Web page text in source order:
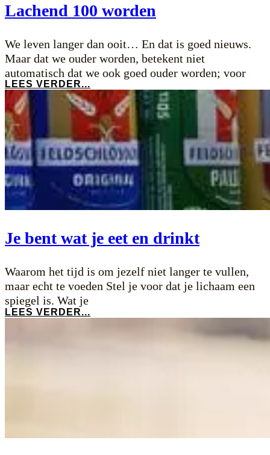
Lachend 100 worden
We leven langer dan ooit… En dat is goed nieuws.
Maar dat we ouder worden, betekent niet
automatisch dat we ook goed ouder worden; voor
LEES VERDER...
Je bent wat je eet en drinkt
Waarom het tijd is om jezelf niet langer te vullen,
maar echt te voeden Stel je voor dat je lichaam een
spiegel is. Wat je
LEES VERDER...